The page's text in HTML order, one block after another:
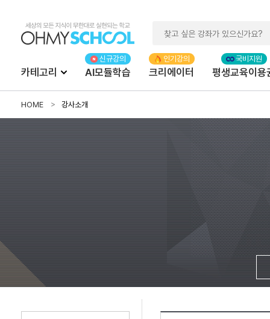
카테고리 AI모듈학습 크리에이터 평생교육이용
HOME 강사소개